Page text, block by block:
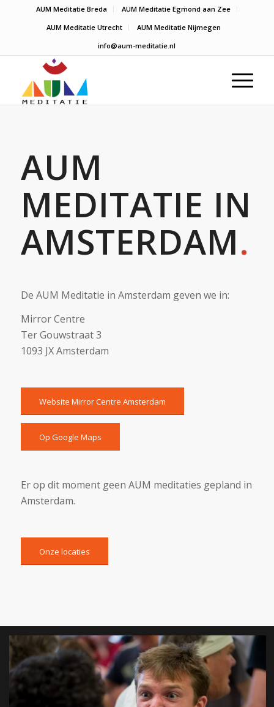
AUM Meditatie Breda
AUM Meditatie Egmond aan Zee
AUM Meditatie Utrecht
AUM Meditatie Nijmegen
info@aum-meditatie.nl
AUM
MEDITATIE IN
AMSTERDAM.
De AUM Meditatie in Amsterdam geven we in:
Mirror Centre
Ter Gouwstraat 3
1093 JX Amsterdam
Website Mirror Centre Amsterdam
Op Google Maps
Er op dit moment geen AUM meditaties gepland in
Amsterdam.
Onze locaties